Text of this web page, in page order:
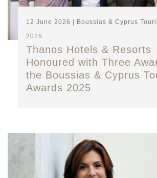
12 June 2026 | Boussias & Cyprus
2025
Thanos Hotels & Resorts
Honoured with Three
the Boussias & Cyprus
Awards 2025